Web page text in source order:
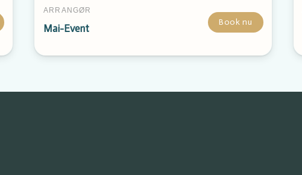
ARRANGØR
Mai-Event
Book nu